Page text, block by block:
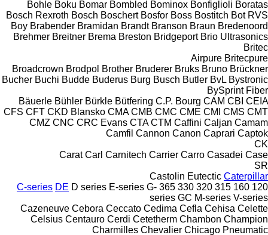
Bohle Boku Bomar Bombled Bominox Bonfiglioli Boratas
Bosch Rexroth Bosch Boschert Bosfor Boss Bostitch Bot RVS
Boy Brabender Bramidan Brandt Branson Braun Bredenoord
Brehmer Breitner Brema Breston Bridgeport Brio Ultrasonics
Britec
Airpure Britecpure
Broadcrown Brodpol Brother Bruderer Bruks Bruno Brückner
Bucher Buchi Budde Buderus Burg Busch Butler BvL Bystronic
BySprint Fiber
Bäuerle Bühler Bürkle Bütfering C.P. Bourg CAM CBI CEIA
CFS CFT CKD Blansko CMA CMB CMC CME CMI CMS CMT
CMZ CNC CRC Evans CTA CTM Caffini Caljan Camam
Camfil Cannon Canon Caprari Captok
CK
Carat Carl Carnitech Carrier Carro Casadei Case
SR
Castolin Eutectic Caterpillar
120
160
315
320
330
365
C-series DE D series E-series G-
series GC M-series V-series
Cazeneuve Cebora Ceccato Cedima Cefla Cehisa Celette
Celsius Centauro Cerdi Cetetherm Chambon Champion
Charmilles Chevalier Chicago Pneumatic